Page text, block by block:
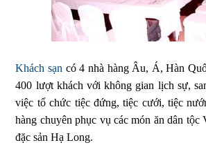
Khách sạn có 4 nhà hàng Âu, Á, Hàn
400 lượt khách với không gian lịch sự,
việc tổ chức tiệc đứng, tiệc cưới, tiệc
hàng chuyên phục vụ các món ăn dân tộc
đặc sản Hạ Long.